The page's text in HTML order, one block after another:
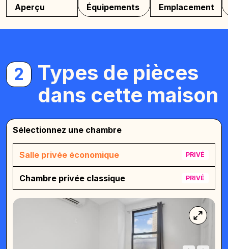
Aperçu
Équipements
Emplacement
2
Types de pièces
dans cette maison
Sélectionnez une chambre
Salle privée économique PRIVÉ
Chambre privée classique PRIVÉ